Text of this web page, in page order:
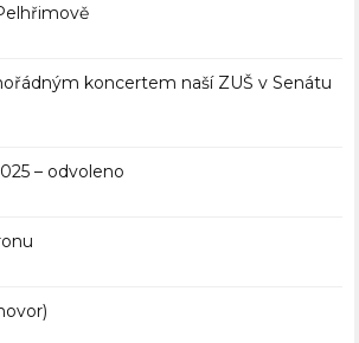
koncertem naší ZUŠ v Senátu
– odvoleno